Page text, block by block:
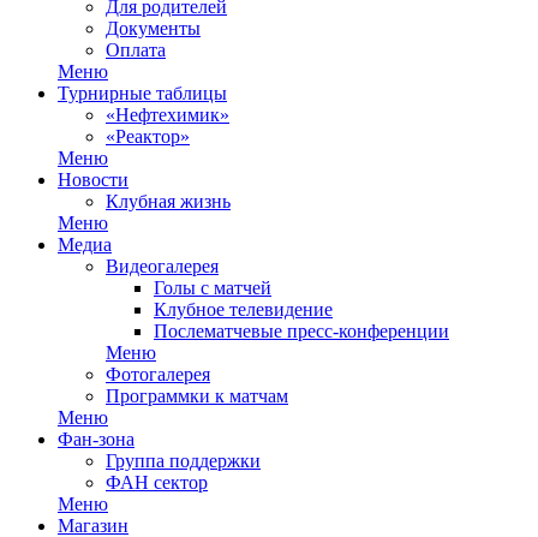
Для родителей
Документы
Оплата
Меню
Турнирные таблицы
«Нефтехимик»
«Реактор»
Меню
Новости
Клубная жизнь
Меню
Медиа
Видеогалерея
Голы с матчей
Клубное телевидение
Послематчевые пресс-конференции
Меню
Фотогалерея
Программки к матчам
Меню
Фан-зона
Группа поддержки
ФАН сектор
Меню
Магазин